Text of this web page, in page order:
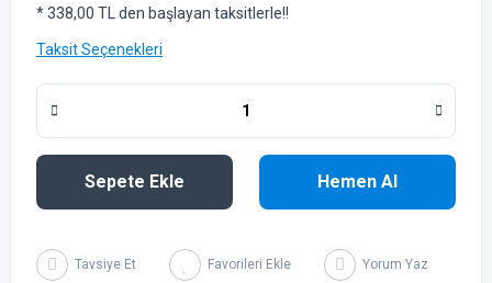
* 338,00 TL den başlayan taksitlerle!!
Taksit Seçenekleri
Sepete Ekle Hemen Al
Tavsiye Et Yorum Yaz